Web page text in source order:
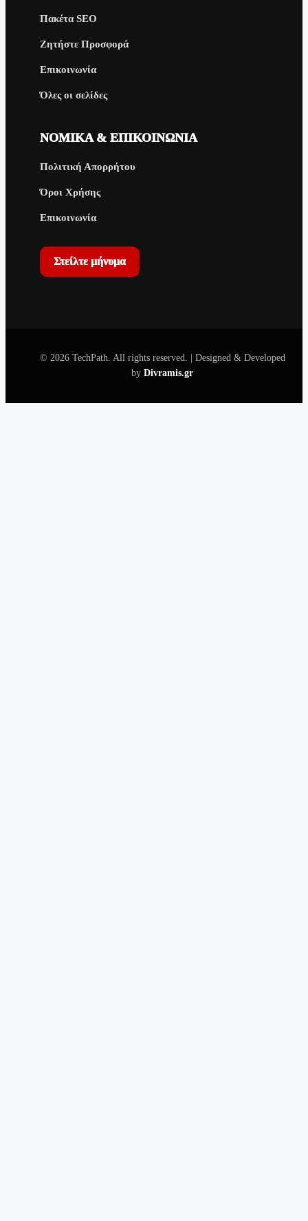
Πακέτα SEO
Ζητήστε Προσφορά
Επικοινωνία
Όλες οι σελίδες
ΝΟΜΙΚΆ & ΕΠΙΚΟΙΝΩΝΊΑ
Πολιτική Απορρήτου
Όροι Χρήσης
Επικοινωνία
Στείλτε μήνυμα
© 2026 TechPath. All rights reserved.
Designed & Developed
by Divramis.gr